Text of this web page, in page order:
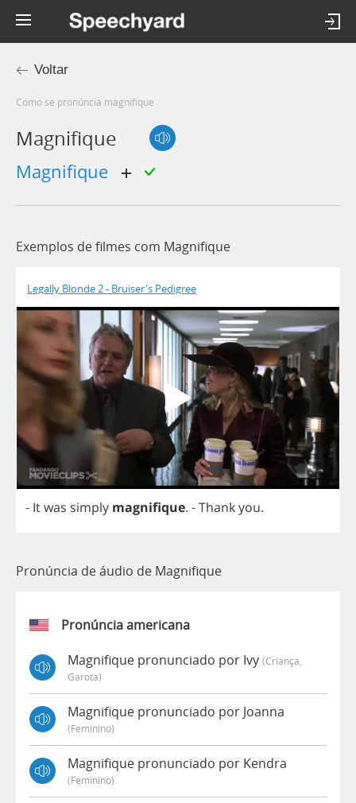
Voltar
Como se pronúncia magnifique
Magnifique
magnifique
Exemplos de filmes com Magnifique
Legally Blonde 2 - Bruiser's Pedigree
- Itwas simply magnifique. -Thankyou.
Pronúncia de áudio de Magnifique
Pronúncia americana
Magnifique pronunciado por Ivy (criança,
Garota)
Magnifique pronunciado por Joanna
(feminino)
Magnifique pronunciado por Kendra
(feminino)